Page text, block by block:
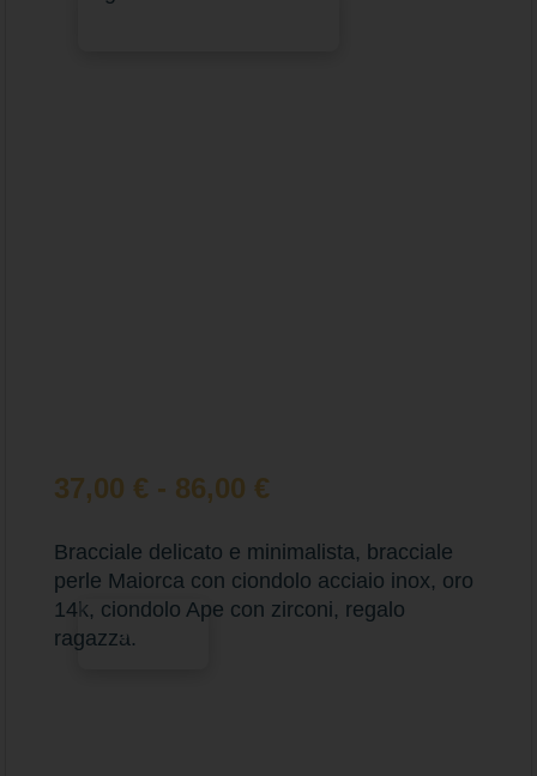
37,00 € - 86,00 €
Bracciale delicato e minimalista, bracciale
perle Maiorca con ciondolo acciaio inox, oro
14k, ciondolo Ape con zirconi, regalo
ragazza.Scegli